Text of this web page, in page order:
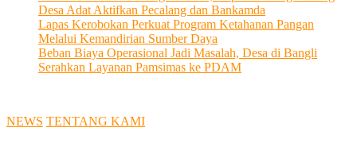
Desa Adat Aktifkan Pecalang dan Bankamda
Lapas Kerobokan Perkuat Program Ketahanan Pangan
Melalui Kemandirian Sumber Daya
Beban Biaya Operasional Jadi Masalah, Desa di Bangli
Serahkan Layanan Pamsimas ke PDAM
NEWS TENTANG KAMI